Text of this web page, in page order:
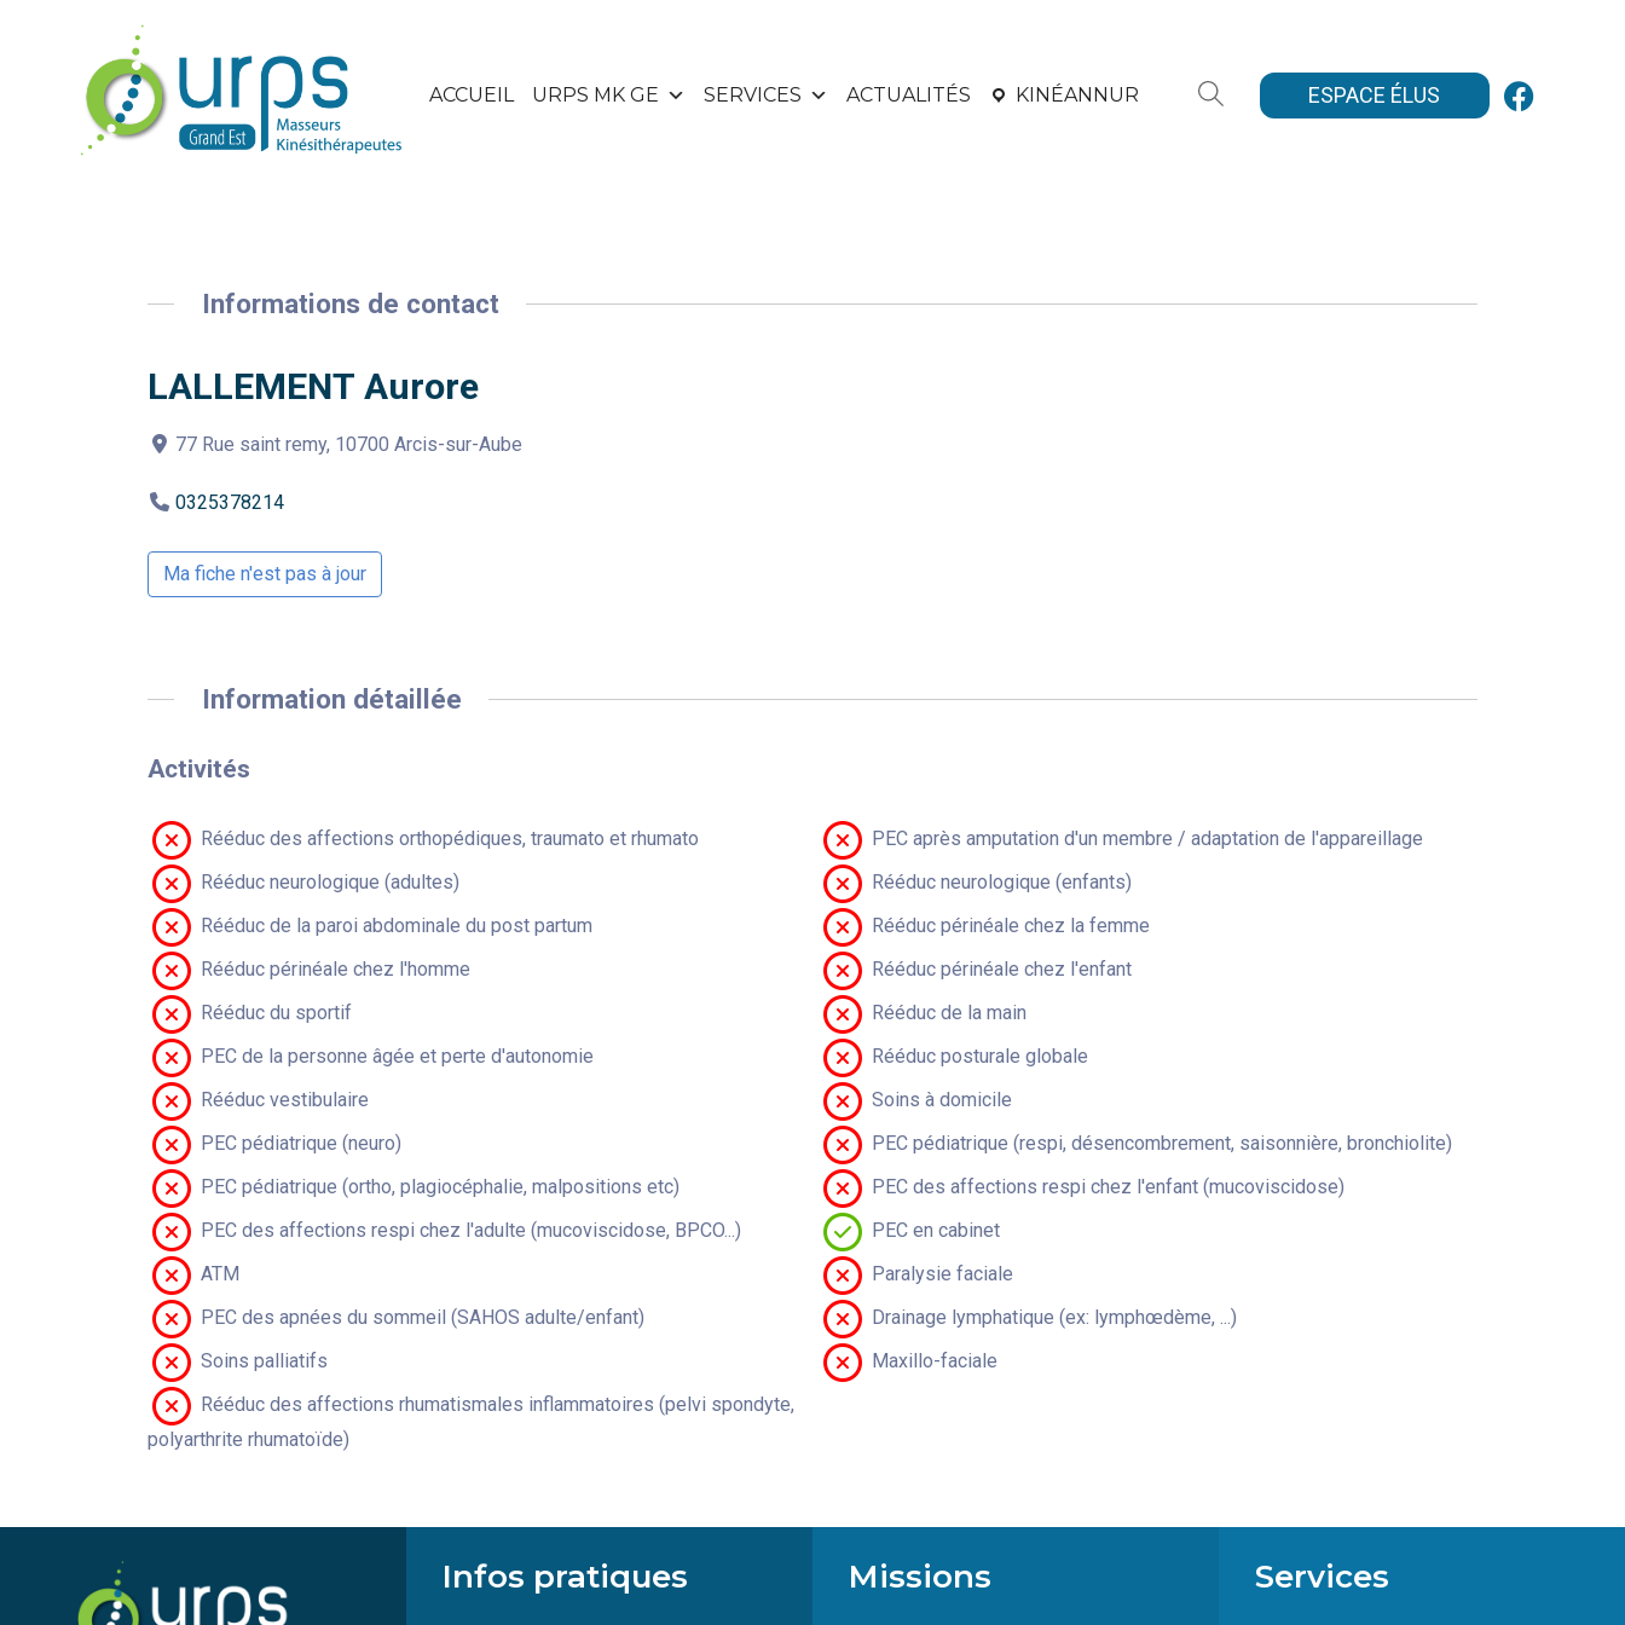
ACCUEIL URPS MK GE SERVICES ACTUALITÉS KINÉANNUR ESPACE ÉLUS
Informations de contact
LALLEMENT Aurore
77 Rue saint remy, 10700 Arcis-sur-Aube
0325378214
Ma fiche n'est pas à jour
Information détaillée
Activités
Rééduc des affections orthopédiques, traumato et rhumato
PEC après amputation d'un membre / adaptation de l'appareillage
Rééduc neurologique (adultes)
Rééduc neurologique (enfants)
Rééduc de la paroi abdominale du post partum
Rééduc périnéale chez la femme
Rééduc périnéale chez l'homme
Rééduc périnéale chez l'enfant
Rééduc du sportif
Rééduc de la main
PEC de la personne âgée et perte d'autonomie
Rééduc posturale globale
Rééduc vestibulaire
Soins à domicile
PEC pédiatrique (neuro)
PEC pédiatrique (respi, désencombrement, saisonnière, bronchiolite)
PEC pédiatrique (ortho, plagiocéphalie, malpositions etc)
PEC des affections respi chez l'enfant (mucoviscidose)
PEC des affections respi chez l'adulte (mucoviscidose, BPCO...)
PEC en cabinet
ATM
Paralysie faciale
PEC des apnées du sommeil (SAHOS adulte/enfant)
Drainage lymphatique (ex: lymphœdème, ...)
Soins palliatifs
Maxillo-faciale
Rééduc des affections rhumatismales inflammatoires (pelvi spondyte,
polyarthrite rhumatoïde)
Infos pratiques Missions Services